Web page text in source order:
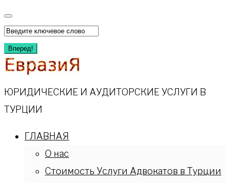
Перейти
к
содержимому
Искать:
Вперед!
ЮРИДИЧЕСКИЕ И АУДИТОРСКИЕ УСЛУГИ В
ТУРЦИИ
ГЛАВНАЯ
О нас
Стоимость Услуги Адвокатов в Турции